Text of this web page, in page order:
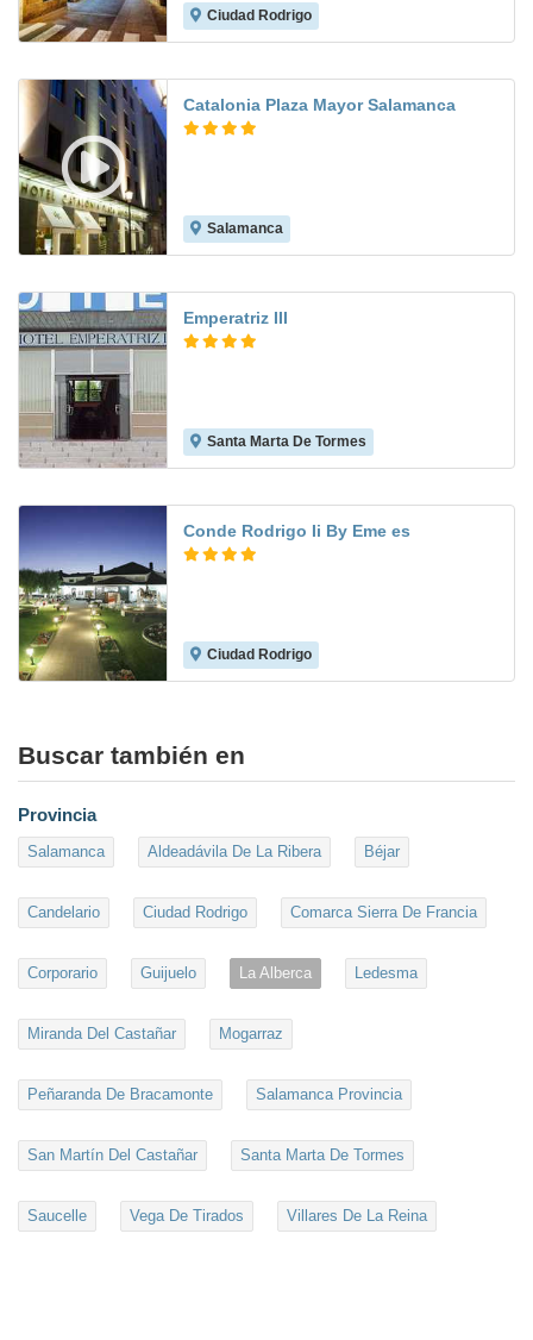
Ciudad Rodrigo
Catalonia Plaza Mayor Salamanca
Salamanca
Emperatriz III
Santa Marta De Tormes
Conde Rodrigo Ii By Eme es
Ciudad Rodrigo
Buscar también en
Provincia
Salamanca Aldeadávila De La Ribera Béjar
Candelario Ciudad Rodrigo Comarca Sierra De Francia
Corporario Guijuelo La Alberca Ledesma
Miranda Del Castañar Mogarraz
Peñaranda De Bracamonte Salamanca Provincia
San Martín Del Castañar Santa Marta De Tormes
Saucelle Vega De Tirados Villares De La Reina